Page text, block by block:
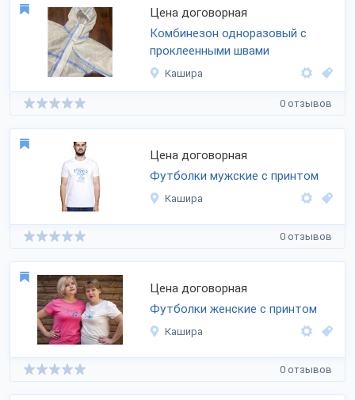
Цена договорная
Комбинезон одноразовый с
проклеенными швами
Кашира
0 отзывов
Цена договорная
Футболки мужские с принтом
Кашира
0 отзывов
Цена договорная
Футболки женские с принтом
Кашира
0 отзывов